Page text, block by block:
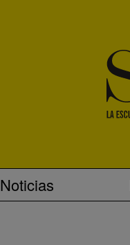
Noticias